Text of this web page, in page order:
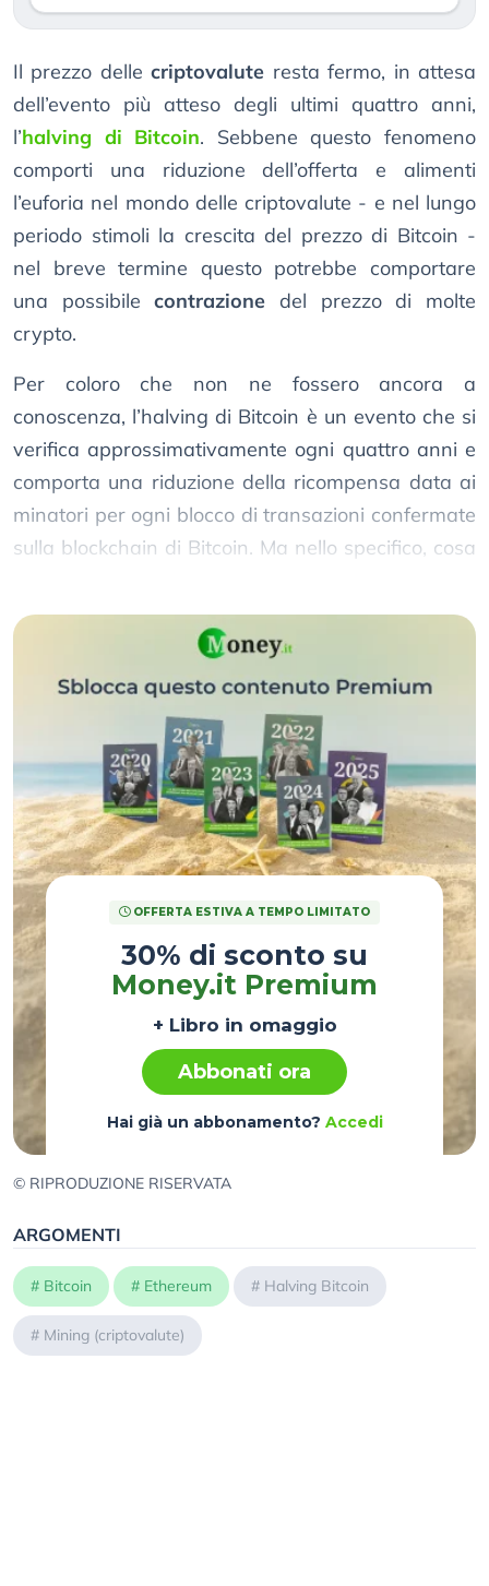
Il prezzo dellecriptovalute resta fermo, in attesa
dell’evento più atteso degli ultimi quattro anni,
l’halving di Bitcoin. Sebbene questo fenomeno
comporti una riduzione dell’offerta e alimenti
l’euforia nel mondo delle criptovalute - e nel lungo
periodo stimoli la crescita del prezzo di Bitcoin -
nel breve termine questo potrebbe comportare
una possibilecontrazione del prezzo di molte
crypto.
Per coloro che non ne fossero ancora a
conoscenza, l’halving di Bitcoin è un evento che si
verifica approssimativamente ogni quattro anni e
comporta una riduzione della ricompensa data ai
minatori per ogni blocco di transazioni confermate
sulla blockchain di Bitcoin. Ma nello specifico, cosa
OFFERTA ESTIVA A TEMPO LIMITATO
30% di sconto su
Money.it Premium
+ Libro in omaggio
Abbonati ora
Hai già un abbonamento? Accedi
© RIPRODUZIONE RISERVATA
ARGOMENTI
# Bitcoin # Ethereum # Halving Bitcoin
# Mining (criptovalute)